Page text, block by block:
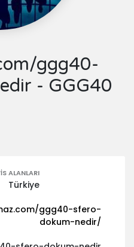
ggg40-
- GGG40
ALANLARI
Türkiye
ggg40-sfero-
dokum-nedir/